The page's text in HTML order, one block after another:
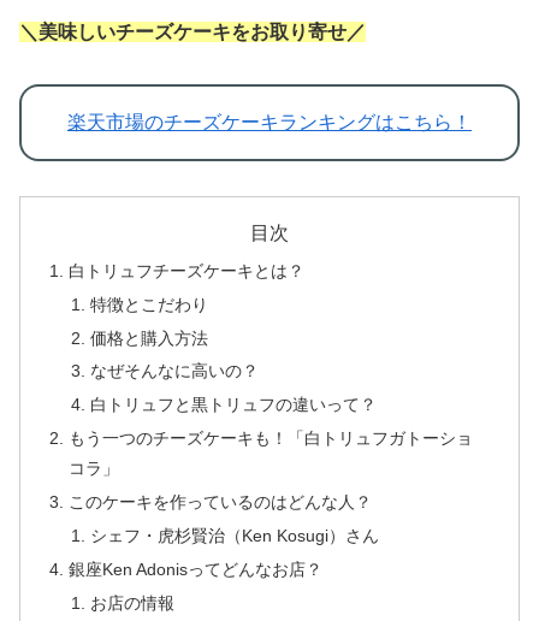
＼美味しいチーズケーキをお取り寄せ／
楽天市場のチーズケーキランキングはこちら！
目次
白トリュフチーズケーキとは？
特徴とこだわり
価格と購入方法
なぜそんなに高いの？
白トリュフと黒トリュフの違いって？
もう一つのチーズケーキも！「白トリュフガトーショ
コラ」
このケーキを作っているのはどんな人？
シェフ・虎杉賢治（Ken Kosugi）さん
銀座Ken Adonisってどんなお店？
お店の情報